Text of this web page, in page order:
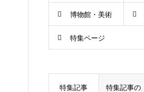
博物館・美術
館
特集ページ
特集記事
特集記事の